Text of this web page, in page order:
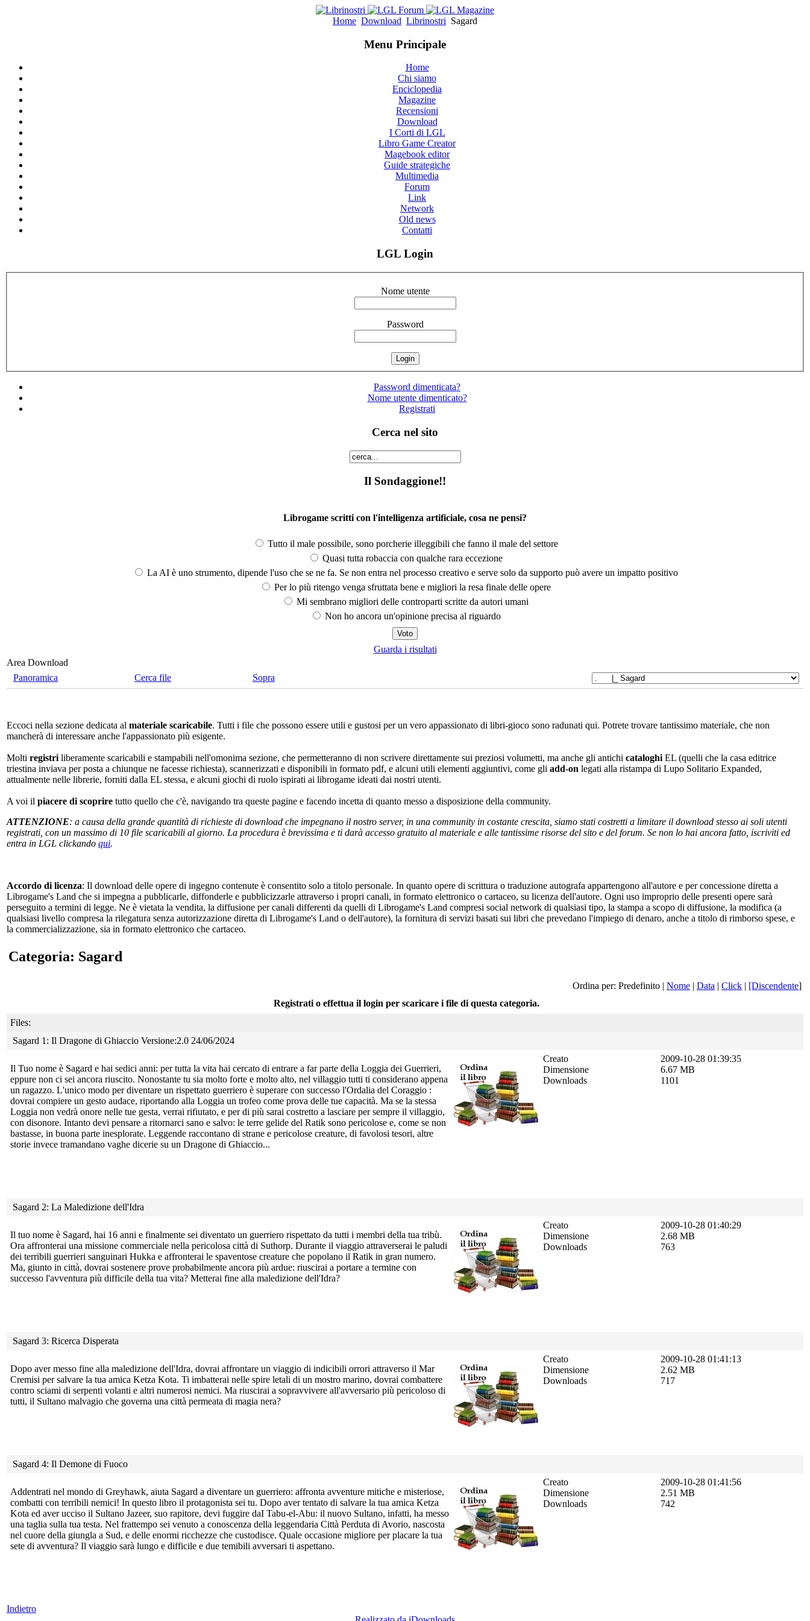
Home Download Librinostri Sagard
Menu Principale
Home
Chi siamo
Enciclopedia
Magazine
Recensioni
Download
I Corti di LGL
Libro Game Creator
Magebook editor
Guide strategiche
Multimedia
Forum
Link
Network
Old news
Contatti
LGL Login
Nome utente
Password
Password dimenticata?
Nome utente dimenticato?
Registrati
Cerca nel sito
Il Sondaggione!!
Librogame scritti con l'intelligenza artificiale, cosa ne pensi?
Tutto il male possibile, sono porcherie illeggibili che fanno il male del settore
Quasi tutta robaccia con qualche rara eccezione
La AI è uno strumento, dipende l'uso che se ne fa. Se non entra nel processo creativo e serve solo da supporto può avere un impatto positivo
Per lo più ritengo venga sfruttata bene e migliori la resa finale delle opere
Mi sembrano migliori delle controparti scritte da autori umani
Non ho ancora un'opinione precisa al riguardo
Guarda i risultati
Area Download
Panoramica
Cerca file Sopra
Eccoci nella sezione dedicata al materiale scaricabile. Tutti i file che possono essere utili e gustosi per un vero appassionato di libri-gioco sono radunati qui. Potrete trovare tantissimo materiale, che non
mancherà di interessare anche l'appassionato più esigente.
Molti registri liberamente scaricabili e stampabili nell'omonima sezione, che permetteranno di non scrivere direttamente sui preziosi volumetti, ma anche gli antichi cataloghi EL (quelli che la casa editrice
triestina inviava per posta a chiunque ne facesse richiesta), scannerizzati e disponibili in formato pdf, e alcuni utili elementi aggiuntivi, come gli add-on legati alla ristampa di Lupo Solitario Expanded,
attualmente nelle librerie, forniti dalla EL stessa, e alcuni giochi di ruolo ispirati ai librogame ideati dai nostri utenti.
A voi il piacere di scoprire tutto quello che c'è, navigando tra queste pagine e facendo incetta di quanto messo a disposizione della community.
ATTENZIONE: a causa della grande quantità di richieste di download che impegnano il nostro server, in una community in costante crescita, siamo stati costretti a limitare il download stesso ai soli utenti
registrati, con un massimo di 10 file scaricabili al giorno. La procedura è brevissima e ti darà accesso gratuito al materiale e alle tantissime risorse del sito e del forum. Se non lo hai ancora fatto, iscriviti ed
entra in LGL clickando qui.
Accordo di licenza: Il download delle opere di ingegno contenute è consentito solo a titolo personale. In quanto opere di scrittura o traduzione autografa appartengono all'autore e per concessione diretta a
Librogame's Land che si impegna a pubblicarle, diffonderle e pubblicizzarle attraverso i propri canali, in formato elettronico o cartaceo, su licenza dell'autore. Ogni uso improprio delle presenti opere sarà
perseguito a termini di legge. Ne è vietata la vendita, la diffusione per canali differenti da quelli di Librogame's Land compresi social network di qualsiasi tipo, la stampa a scopo di diffusione, la modifica (a
qualsiasi livello compresa la rilegatura senza autorizzazione diretta di Librogame's Land o dell'autore), la fornitura di servizi basati sui libri che prevedano l'impiego di denaro, anche a titolo di rimborso spese, e
la commercializzazione, sia in formato elettronico che cartaceo.
Categoria: Sagard
Ordina per: Predefinito | Nome | Data | Click | [Discendente]
Registrati o effettua il login per scaricare i file di questa categoria.
Files:
Sagard 1: Il Dragone di Ghiaccio Versione:2.0 24/06/2024
Il Tuo nome è Sagard e hai sedici anni: per tutta la vita hai cercato di entrare a far parte della Loggia dei Guerrieri,
eppure non ci sei ancora riuscito. Nonostante tu sia molto forte e molto alto, nel villaggio tutti ti considerano appena
un ragazzo. L'unico modo per diventare un rispettato guerriero è superare con successo l'Ordalia del Coraggio :
dovrai compiere un gesto audace, riportando alla Loggia un trofeo come prova delle tue capacità. Ma se la stessa
Loggia non vedrà onore nelle tue gesta, verrai rifiutato, e per di più sarai costretto a lasciare per sempre il villaggio,
con disonore. Intanto devi pensare a ritornarci sano e salvo: le terre gelide del Ratik sono pericolose e, come se non
bastasse, in buona parte inesplorate. Leggende raccontano di strane e pericolose creature, di favolosi tesori, altre
storie invece tramandano vaghe dicerie su un Dragone di Ghiaccio...
Creato
Dimensione
Downloads
2009-10-28 01:39:35
6.67 MB
1101
Sagard 2: La Maledizione dell'Idra
Il tuo nome è Sagard, hai 16 anni e finalmente sei diventato un guerriero rispettato da tutti i membri della tua tribù.
Ora affronterai una missione commerciale nella pericolosa città di Suthorp. Durante il viaggio attraverserai le paludi
dei terribili guerrieri sanguinari Hukka e affronterai le spaventose creature che popolano il Ratik in gran numero.
Ma, giunto in città, dovrai sostenere prove probabilmente ancora più ardue: riuscirai a portare a termine con
successo l'avventura più difficile della tua vita? Metterai fine alla maledizione dell'Idra?
Creato
Dimensione
Downloads
2009-10-28 01:40:29
2.68 MB
763
Sagard 3: Ricerca Disperata
Dopo aver messo fine alla maledizione dell'Idra, dovrai affrontare un viaggio di indicibili orrori attraverso il Mar
Cremisi per salvare la tua amica Ketza Kota. Ti imbatterai nelle spire letali di un mostro marino, dovrai combattere
contro sciami di serpenti volanti e altri numerosi nemici. Ma riuscirai a sopravvivere all'avversario più pericoloso di
tutti, il Sultano malvagio che governa una città permeata di magia nera?
Creato
Dimensione
Downloads
2009-10-28 01:41:13
2.62 MB
717
Sagard 4: Il Demone di Fuoco
Addentrati nel mondo di Greyhawk, aiuta Sagard a diventare un guerriero: affronta avventure mitiche e misteriose,
combatti con terribili nemici! In questo libro il protagonista sei tu. Dopo aver tentato di salvare la tua amica Ketza
Kota ed aver ucciso il Sultano Jazeer, suo rapitore, devi fuggire daI Tabu-el-Abu: il nuovo Sultano, infatti, ha messo
una taglia sulla tua testa. Nel frattempo sei venuto a conoscenza della leggendaria Città Perduta di Avorio, nascosta
nel cuore della giungla a Sud, e delle enormi ricchezze che custodisce. Quale occasione migliore per placare la tua
sete di avventura? Il viaggio sarà lungo e difficile e due temibili avversari ti aspettano.
Creato
Dimensione
Downloads
2009-10-28 01:41:56
2.51 MB
742
Indietro